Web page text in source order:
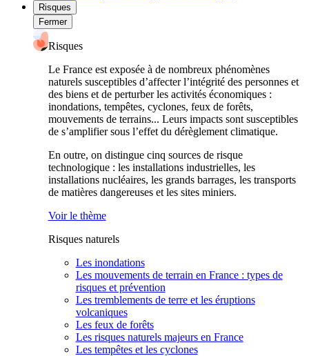
Risques
Fermer
Risques
Le France est exposée à de nombreux phénomènes
naturels susceptibles d’affecter l’intégrité des personnes et
des biens et de perturber les activités économiques :
inondations, tempêtes, cyclones, feux de forêts,
mouvements de terrains... Leurs impacts sont susceptibles
de s’amplifier sous l’effet du dérèglement climatique.
En outre, on distingue cinq sources de risque
technologique : les installations industrielles, les
installations nucléaires, les grands barrages, les transports
de matières dangereuses et les sites miniers.
Voir le thème
Risques naturels
Les inondations
Les mouvements de terrain en France : types de
risques et prévention
Les tremblements de terre et les éruptions
volcaniques
Les feux de forêts
Les risques naturels majeurs en France
Les tempêtes et les cyclones